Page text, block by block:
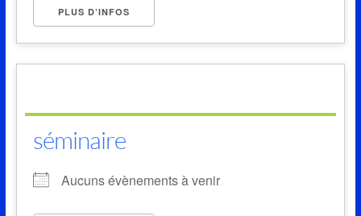
PLUS D’INFOS
séminaire
Aucuns évènements à venir